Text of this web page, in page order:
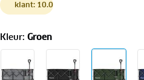
klant: 10.0
Kleur: Groen